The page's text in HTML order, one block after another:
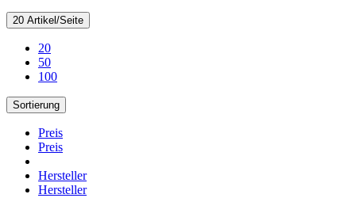
20 Artikel/Seite
20
50
100
Sortierung
Preis
Preis
Hersteller
Hersteller